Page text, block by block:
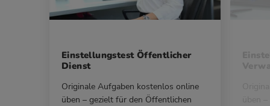
Einstellungstest Öffentlicher
Dienst
Originale Aufgaben kostenlos online
üben – gezielt für den Öffentlichen